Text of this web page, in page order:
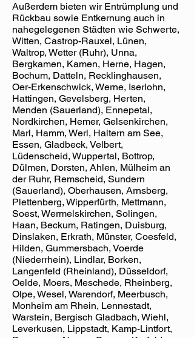
Außerdem bieten wir Entrümplung und
Rückbau sowie Entkernung auch in
nahegelegenen Städten wie Schwerte,
Witten, Castrop-Rauxel, Lünen,
Waltrop, Wetter (Ruhr), Unna,
Bergkamen, Kamen, Herne, Hagen,
Bochum, Datteln, Recklinghausen,
Oer-Erkenschwick, Werne, Iserlohn,
Hattingen, Gevelsberg, Herten,
Menden (Sauerland), Ennepetal,
Nordkirchen, Hemer, Gelsenkirchen,
Marl, Hamm, Werl, Haltern am See,
Essen, Gladbeck, Velbert,
Lüdenscheid, Wuppertal, Bottrop,
Dülmen, Dorsten, Ahlen, Mülheim an
der Ruhr, Remscheid, Sundern
(Sauerland), Oberhausen, Arnsberg,
Plettenberg, Wipperfürth, Mettmann,
Soest, Wermelskirchen, Solingen,
Haan, Beckum, Ratingen, Duisburg,
Dinslaken, Erkrath, Münster, Coesfeld,
Hilden, Gummersbach, Voerde
(Niederrhein), Lindlar, Borken,
Langenfeld (Rheinland), Düsseldorf,
Oelde, Moers, Meschede, Rheinberg,
Olpe, Wesel, Warendorf, Meerbusch,
Monheim am Rhein, Lennestadt,
Warstein, Bergisch Gladbach, Wiehl,
Leverkusen, Lippstadt, Kamp-Lintfort,